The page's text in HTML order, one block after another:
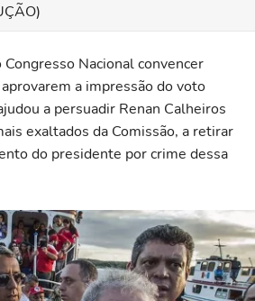
Nacional convencer
a impressão do voto
a persuadir Renan Calheiros
exaltados da Comissão, a retirar
do presidente por crime dessa